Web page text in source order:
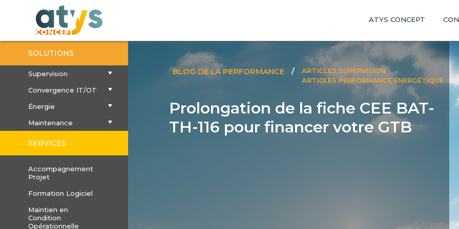
ATYS CONCEPT
SOLUTIONS
Supervision
Convergence IT/OT
Énergie
Maintenance
SERVICES
Accompagnement
Projet
Formation Logiciel
Maintien en
Condition
Opérationnelle
BLOG DE LA PERFORMANCE /
ARTICLES SUPERVISION
ARTICLES PERFORMANCE ÉNERGÉTIQUE
Prolongation de la fiche CEE BAT-
TH-116 pour financer votre GTB